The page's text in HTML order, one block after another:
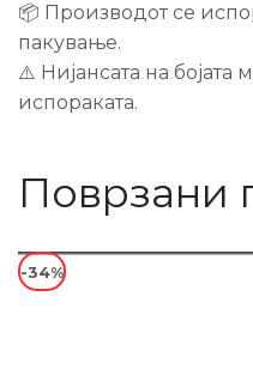
📦 Производот се
пакување.
⚠️ Нијансата на
испораката.
Поврзани
-34%